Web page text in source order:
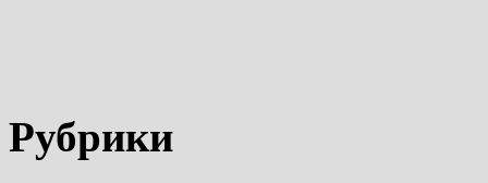
Рубрики